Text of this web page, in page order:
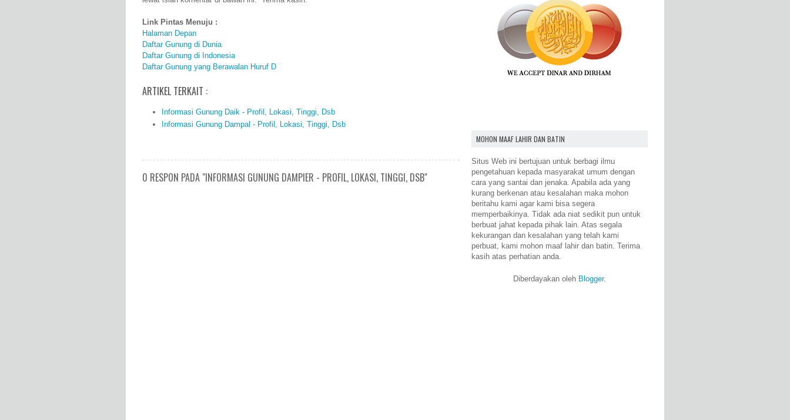
Link Pintas Menuju :
Halaman Depan
Daftar Gunung di Dunia
Daftar Gunung di Indonesia
Daftar Gunung yang Berawalan Huruf D
ARTIKEL TERKAIT :
Informasi Gunung Daik - Profil, Lokasi, Tinggi, Dsb
Informasi Gunung Dampal - Profil, Lokasi, Tinggi, Dsb
0 RESPON PADA "INFORMASI GUNUNG DAMPIER - PROFIL, LOKASI, TINGGI, DSB"
MOHON MAAF LAHIR DAN BATIN
Situs Web ini bertujuan untuk berbagi ilmu
pengetahuan kepada masyarakat umum dengan
cara yang santai dan jenaka. Apabila ada yang
kurang berkenan atau kesalahan maka mohon
beritahu kami agar kami bisa segera
memperbaikinya. Tidak ada niat sedikit pun untuk
berbuat jahat kepada pihak lain. Atas segala
kekurangan dan kesalahan yang telah kami
perbuat, kami mohon maaf lahir dan batin. Terima
kasih atas perhatian anda.
Diberdayakan oleh Blogger.